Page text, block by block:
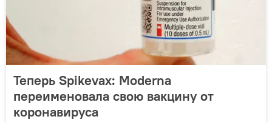
Теперь Spikevax: Moderna
переименовала свою вакцину от
коронавируса